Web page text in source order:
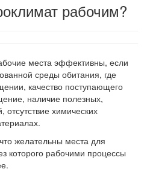
рабочим?
места эффективны, если
среды обитания, где
качество поступающего
наличие полезных,
химических
желательны места для
которого рабочими процессы